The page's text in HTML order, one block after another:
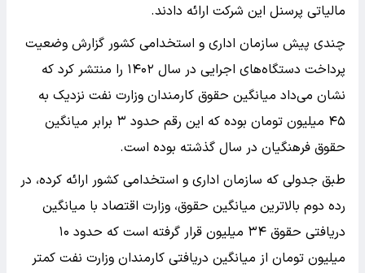
مالیاتی پرسنل این شرکت ارائه دادند.
چندی پیش سازمان اداری و استخدامی کشور گزارش وضعیت
پرداخت دستگاه‌های اجرایی در سال ۱۴۰۲ را منتشر کرد که
نشان می‌داد میانگین حقوق کارمندان وزارت نفت نزدیک به
۴۵ میلیون تومان بوده که این رقم حدود ۳ برابر میانگین
حقوق فرهنگیان در سال گذشته بوده است.
طبق جدولی که سازمان اداری و استخدامی کشور ارائه کرده، در
رده دوم بالاترین میانگین حقوق، وزارت اقتصاد با میانگین
دریافتی حقوق ۳۴ میلیون قرار گرفته است که حدود ۱۰
میلیون تومان از میانگین دریافتی کارمندان وزارت نفت کمتر